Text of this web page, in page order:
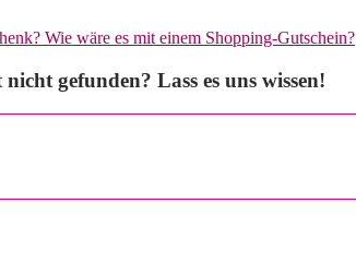
Wie wäre es mit einem Shopping-Gutschein?
gefunden? Lass es uns wissen!